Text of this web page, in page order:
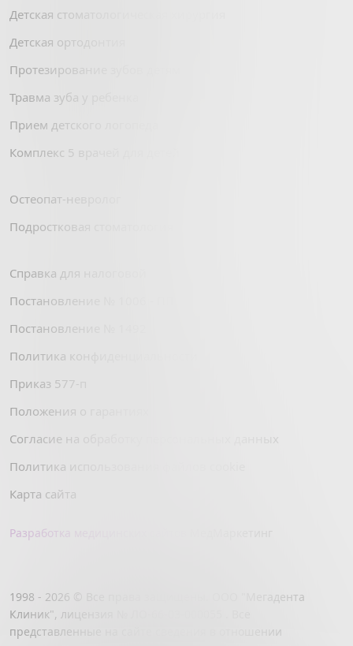
Детская стоматологическая хирургия
Детская ортодонтия
Протезирование зубов детям
Травма зуба у ребенка
Прием детского логопеда
Комплекс 5 врачей для детей
Остеопат-невролог
Подростковая стоматология
Справка для налоговой
Постановление № 1006 - ПП
Постановление № 1492
Политика конфиденциальности
Приказ 577-п
Положения о гарантиях
Согласие на обработку персональных данных
Политика использования файлов cookie
Карта сайта
Разработка медицинских сайтов
1998 - 2026 © Все права защищены. ООО "Мегадента
Клиник", лицензия № ЛО-66-03-000055 . Все
представленные на сайте сведения в отношении